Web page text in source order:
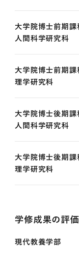
大学院博士前期課
人間科学研究科
大学院博士前期課
理学研究科
大学院博士後期課
人間科学研究科
大学院博士後期課
理学研究科
学修成果の評
現代教養学部